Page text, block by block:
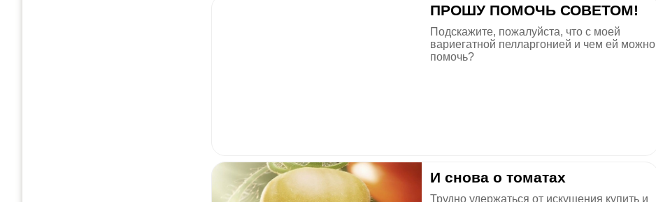
ПРОШУ ПОМОЧЬ СОВЕТОМ!
Подскажите, пожалуйста, что с моей
вариегатной пелларгонией и чем ей можно
помочь?
И снова о томатах
Трудно удержаться от искушения купить и